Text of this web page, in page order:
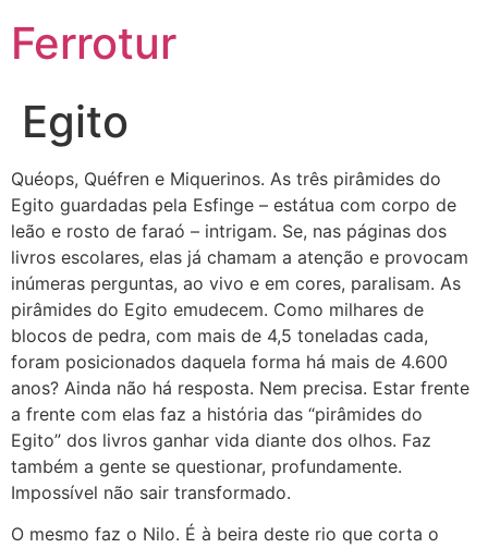
Ferrotur
Egito
Quéops, Quéfren e Miquerinos. As três pirâmides do
Egito guardadas pela Esfinge – estátua com corpo de
leão e rosto de faraó – intrigam. Se, nas páginas dos
livros escolares, elas já chamam a atenção e provocam
inúmeras perguntas, ao vivo e em cores, paralisam. As
pirâmides do Egito emudecem. Como milhares de
blocos de pedra, com mais de 4,5 toneladas cada,
foram posicionados daquela forma há mais de 4.600
anos? Ainda não há resposta. Nem precisa. Estar frente
a frente com elas faz a história das “pirâmides do
Egito” dos livros ganhar vida diante dos olhos. Faz
também a gente se questionar, profundamente.
Impossível não sair transformado.
O mesmo faz o Nilo. É à beira deste rio que corta o